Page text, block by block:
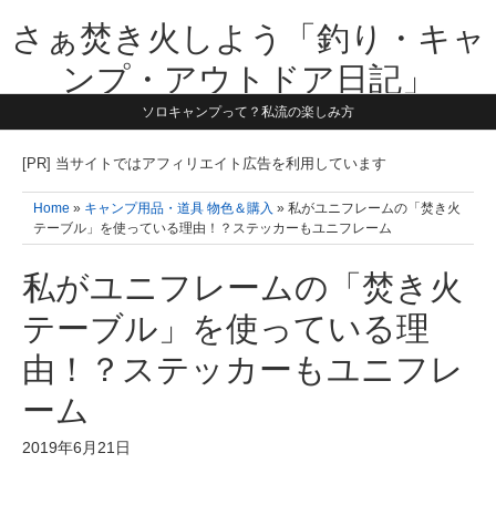
さぁ焚き火しよう「釣り・キャ
ンプ・アウトドア日記」
【テーマは子供と一緒に本気で遊ぶ】1981年うまれ・横浜在住。妻と3
す。同じ世代のお父さんに読んで頂けたら嬉しいです！よろしくお願い
ソロキャンプって？私流の楽しみ方
[PR] 当サイトではアフィリエイト広告を利用しています
Home » キャンプ用品・道具 物色＆購入 » 私がユニフレームの「焚き火
テーブル」を使っている理由！？ステッカーもユニフレーム
私がユニフレームの「焚き火
テーブル」を使っている理
由！？ステッカーもユニフレ
ーム
2019年6月21日